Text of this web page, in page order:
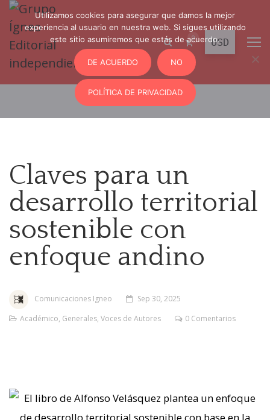
0
Claves para un
desarrollo territorial
sostenible con
enfoque andino
Comunicaciones Igneo
Sep 30, 2025
Académico, Generales, Voces de Autores 0 Comentarios
Utilizamos cookies para asegurar que damos la mejor
experiencia al usuario en nuestra web. Si sigues utilizando
este sitio asumiremos que estás de acuerdo.
DE ACUERDO NO
POLÍTICA DE PRIVACIDAD